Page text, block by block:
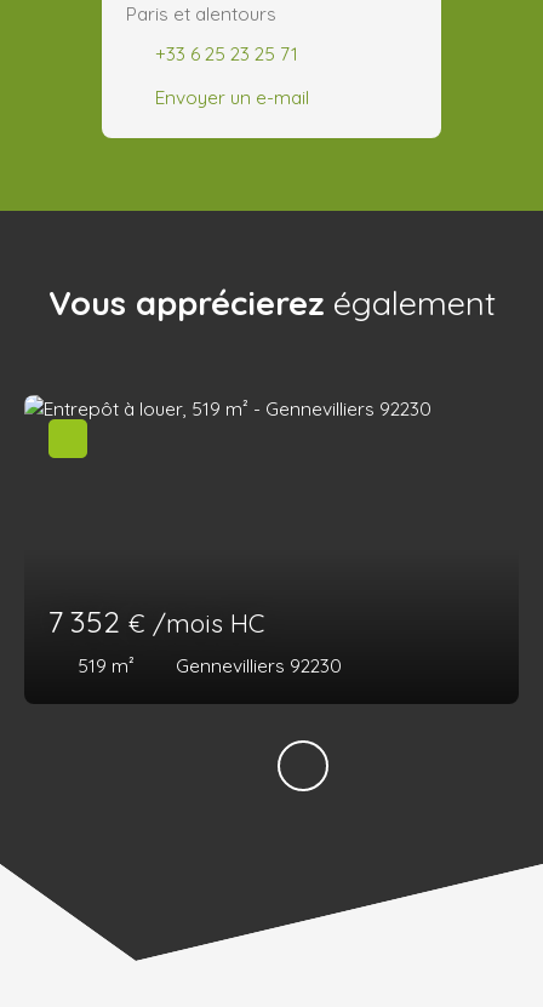
Paris et alentours
+33 6 25 23 25 71
Envoyer un e-mail
Vous apprécierez également
7 352 € /mois HC
519 m² Gennevilliers 92230